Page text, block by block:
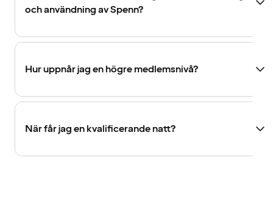
och användning av Spenn?
Hur uppnår jag en högre medlemsnivå?
När får jag en kvalificerande natt?